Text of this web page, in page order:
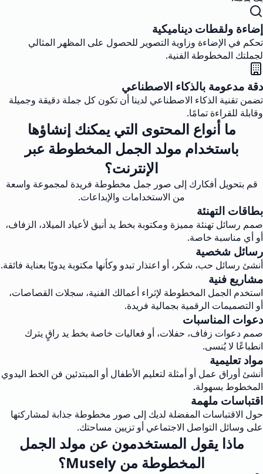
إضاءة ولقطات ديناميكية
تحكم في الإضاءة وزاوية التصوير للحصول على المظهر المثالي
لجملتك المخطوطة الفنية.
دقة مدعومة بالذكاء الاصطناعي
تضمن تقنية الذكاء الاصطناعي لدينا أن تكون كل جملة دقيقة وجميلة
وقابلة للقراءة تمامًا.
ما أنواع المحتوى التي يمكنك إنشاؤها
باستخدام مولد الجمل المخطوطة عبر
الإنترنت؟
قم بتحويل أفكارك إلى صور جمل مخطوطة فريدة لمجموعة واسعة
من الاستخدامات والإبداعات.
بطاقات التهنئة
صمم رسائل تهنئة مميزة ومكتوبة بخط يد أنيق لأعياد الميلاد، الزفاف،
أو أي مناسبة خاصة.
رسائل شخصية
أنشئ رسائل حب، شكر، أو اعتذار تبدو وكأنها مكتوبة يدويًا بعناية فائقة.
مشاريع فنية
استخدم الجمل المخطوطة لإثراء أعمالك الفنية، سجلات القصاصات،
أو التصميمات الرقمية بجمالية فريدة.
دعوات المناسبات
صمم دعوات زفاف، حفلات، أو فعاليات خاصة بخط يد راقٍ يترك
انطباعًا لا يُنسى.
مواد تعليمية
أنشئ أوراق عمل أو أمثلة لتعليم الأطفال أو المبتدئين فن الخط اليدوي
المخطوط بسهولة.
اقتباسات ملهمة
حول الاقتباسات المفضلة لديك إلى صور مخطوطة جذابة لمشاركتها
على وسائل التواصل الاجتماعي أو تزيين مساحتك.
ماذا يقول المستخدمون عن مولد الجمل
المخطوطة من Musely؟